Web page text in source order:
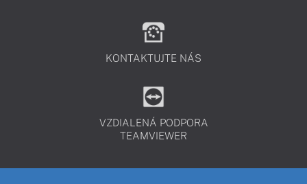
KONTAKTUJTE NÁS
VZDIALENÁ PODPORA
TEAMVIEWER